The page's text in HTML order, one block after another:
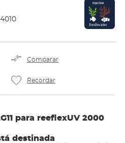
Comparar
Recordar
para reeflexUV 2000
destinada